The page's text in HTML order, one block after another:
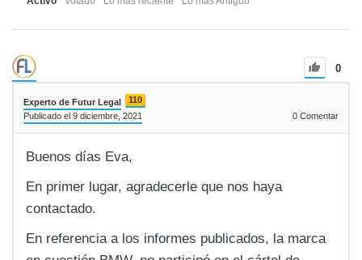
0
Experto de Futur Legal
110
Publicado el 9 diciembre, 2021
0 Comentar
Buenos días Eva,
En primer lugar, agradecerle que nos haya
contactado.
En referencia a los informes publicados, la marca